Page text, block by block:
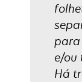
e/ou
Há